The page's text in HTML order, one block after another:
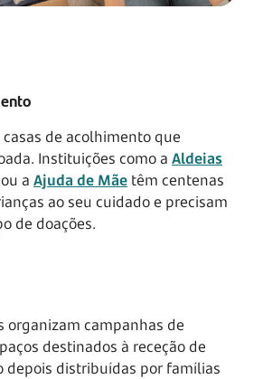
de acolhimento que
Instituições como a Aldeias
ou a Ajuda de Mãe têm centenas
ao seu cuidado e precisam
de doações.
organizam campanhas de
destinados à receção de
depois distribuídas por famílias